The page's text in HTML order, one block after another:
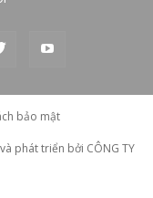
bảo mật
phát triển bởi CÔNG TY